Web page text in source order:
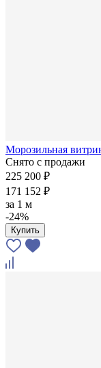
Морозильная
Снято с продажи
225 200 ₽
171 152 ₽
за 1 м
-24%
Купить